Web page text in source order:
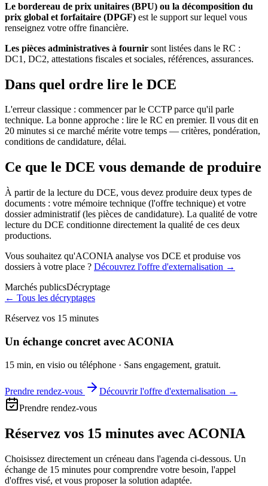
Le bordereau de prix unitaires (BPU) ou la décomposition du
prix global et forfaitaire (DPGF) est le support sur lequel vous
renseignez votre offre financière.
Les pièces administratives à fournir sont listées dans le RC :
DC1, DC2, attestations fiscales et sociales, références, assurances.
Dans quel ordre lire le DCE
L'erreur classique : commencer par le CCTP parce qu'il parle
technique. La bonne approche : lire le RC en premier. Il vous dit en
20 minutes si ce marché mérite votre temps — critères, pondération,
conditions de candidature, délai.
Ce que le DCE vous demande de produire
À partir de la lecture du DCE, vous devez produire deux types de
documents : votre mémoire technique (l'offre technique) et votre
dossier administratif (les pièces de candidature). La qualité de votre
lecture du DCE conditionne directement la qualité de ces deux
productions.
Vous souhaitez qu'ACONIA analyse vos DCE et produise vos
dossiers à votre place ? Découvrez l'offre d'externalisation →
Marchés publicsDécryptage
← Tous les décryptages
Réservez vos 15 minutes
Un échange concret avec ACONIA
15 min, en visio ou téléphone · Sans engagement, gratuit.
Prendre rendez-vous
Découvrir l'offre d'externalisation →
Prendre rendez-vous
Réservez vos 15 minutes avec ACONIA
Choisissez directement un créneau dans l'agenda ci-dessous. Un
échange de 15 minutes pour comprendre votre besoin, l'appel
d'offres visé, et vous proposer la solution adaptée.